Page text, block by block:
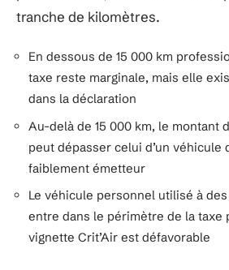
tranche de kilomètres.
En dessous de 15 000 km
taxe reste marginale, mais elle
dans la déclaration
Au-delà de 15 000 km, le montant
peut dépasser celui d’un véhicule
faiblement émetteur
Le véhicule personnel utilisé à
entre dans le périmètre de la taxe
vignette Crit’Air est défavorable